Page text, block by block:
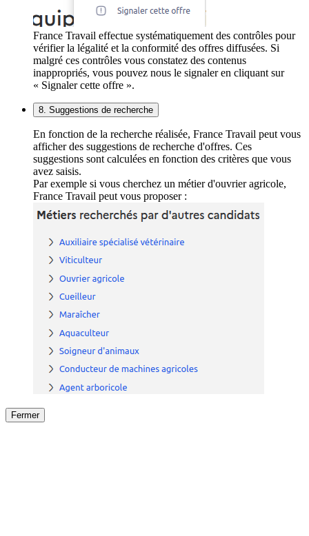
France Travail effectue systématiquement des contrôles pour
vérifier la légalité et la conformité des offres diffusées. Si
malgré ces contrôles vous constatez des contenus
inappropriés, vous pouvez nous le signaler en cliquant sur
« Signaler cette offre ».
8. Suggestions de recherche
En fonction de la recherche réalisée, France Travail peut vous
afficher des suggestions de recherche d'offres. Ces
suggestions sont calculées en fonction des critères que vous
avez saisis.
Par exemple si vous cherchez un métier d'ouvrier agricole,
France Travail peut vous proposer :
Fermer